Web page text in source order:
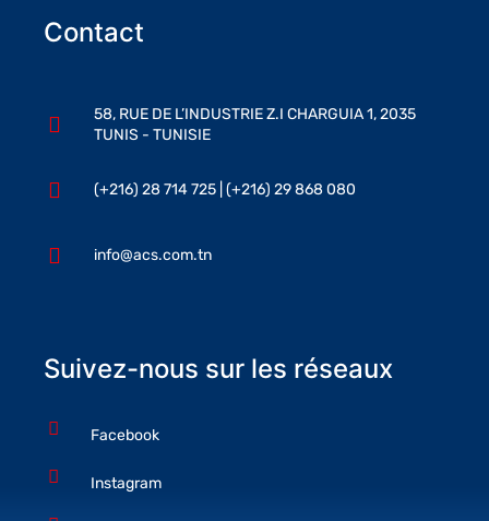
Contact
58, RUE DE L’INDUSTRIE Z.I CHARGUIA 1, 2035
TUNIS - TUNISIE
(+216) 28 714 725 | (+216) 29 868 080
info@acs.com.tn
Suivez-nous sur les réseaux
Facebook
Instagram